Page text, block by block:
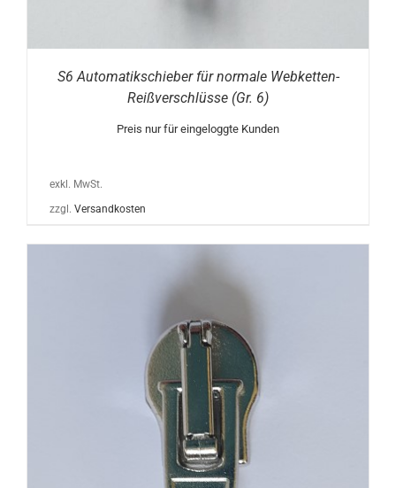
S6 Automatikschieber für normale Webketten-
Reißverschlüsse (Gr. 6)
Preis nur für eingeloggte Kunden
exkl. MwSt.
zzgl. Versandkosten